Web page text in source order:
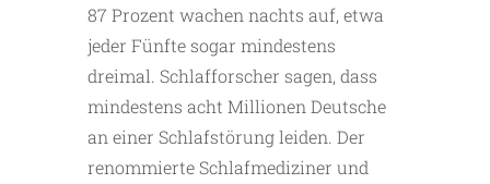
87 Prozent wachen nachts auf, etwa
jeder Fünfte sogar mindestens
dreimal. Schlafforscher ­sagen, dass
mindestens acht Millionen Deutsche
an einer Schlaf­störung leiden. Der
renommierte Schlafmediziner und